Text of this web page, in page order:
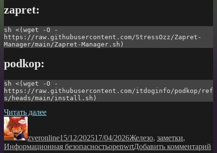
zapret:
sh <(wget -O -
https://raw.githubusercontent.com/StressOzz/Zapret-
Manager/main/Zapret-Manager.sh)
podkop:
sh <(wget -O -
https://raw.githubusercontent.com/itdoginfo/podkop/ref
s/heads/main/install.sh)
Читать далее«полезный
openwrt»
zveronline15/12/202517/04/2026Железо, заметки,
Информационная безопасностьМетки
openwrtДобавить комментарий